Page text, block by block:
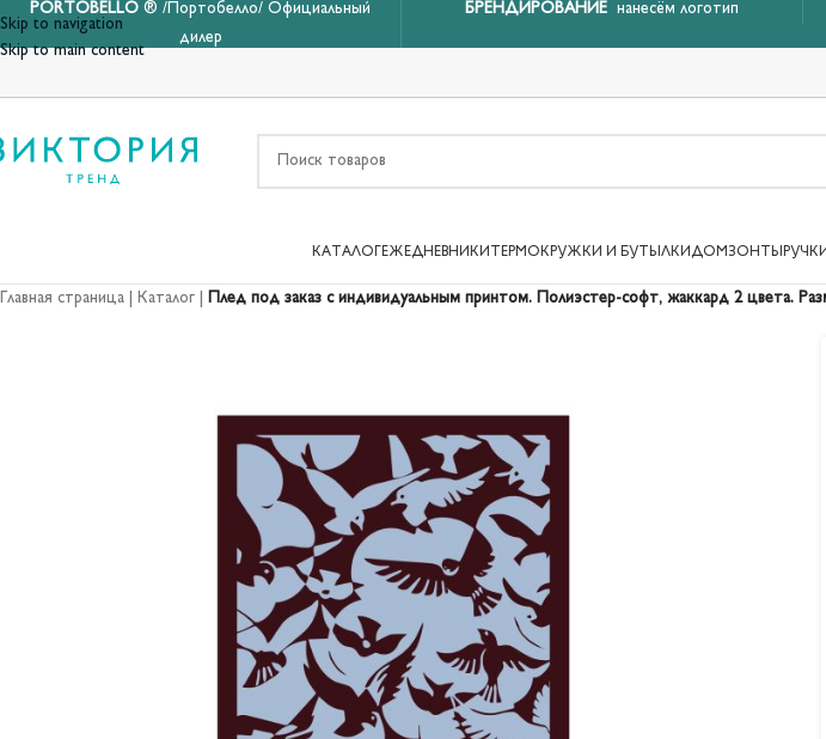
Skip to navigation
Skip to main content
PORTOBELLO ® /Портобелло/ Официальный
дилер
БРЕНДИРОВАНИЕ нанесём логотип
КАТАЛОГ ЕЖЕДНЕВНИКИ ТЕРМОКРУЖКИ И БУТЫЛКИДОМ ЗОНТЫ РУЧКИ
Главная страница Каталог Плед под заказ с индивидуальным принтом. Полиэстер-софт, жаккард 2 цвета.